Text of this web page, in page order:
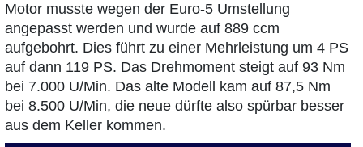
Motor musste wegen der Euro-5 Umstellung
angepasst werden und wurde auf 889 ccm
aufgebohrt. Dies führt zu einer Mehrleistung um 4 PS
auf dann 119 PS. Das Drehmoment steigt auf 93 Nm
bei 7.000 U/Min. Das alte Modell kam auf 87,5 Nm
bei 8.500 U/Min, die neue dürfte also spürbar besser
aus dem Keller kommen.